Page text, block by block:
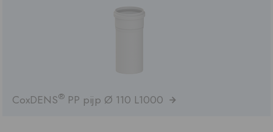
CoxDENS® PP pijp Ø 110 L1000